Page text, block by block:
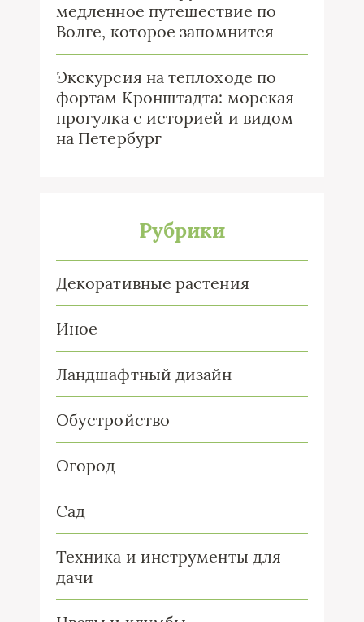
медленное путешествие по
Волге, которое запомнится
Экскурсия на теплоходе по
фортам Кронштадта: морская
прогулка с историей и видом
на Петербург
Рубрики
Декоративные растения
Иное
Ландшафтный дизайн
Обустройство
Огород
Сад
Техника и инструменты для
дачи